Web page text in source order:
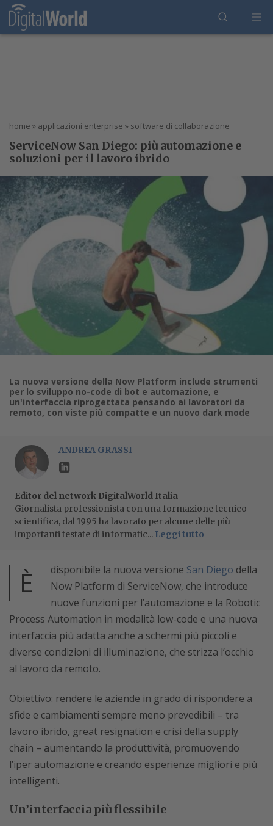
home » applicazioni enterprise » software di collaborazione
ServiceNow San Diego: più automazione e
soluzioni per il lavoro ibrido
La nuova versione della Now Platform include strumenti
per lo sviluppo no-code di bot e automazione, e
un'interfaccia riprogettata pensando ai lavoratori da
remoto, con viste più compatte e un nuovo dark mode
ANDREA GRASSI
Editor del network DigitalWorld Italia
Giornalista professionista con una formazione tecnico-
scientifica, dal 1995 ha lavorato per alcune delle più
importanti testate di informatic... Leggi tutto
È disponibile la nuova versione San Diego della
Now Platform di ServiceNow, che introduce
nuove funzioni per l’automazione e la Robotic
Process Automation in modalità low-code e una nuova
interfaccia più adatta anche a schermi più piccoli e
diverse condizioni di illuminazione, che strizza l’occhio
al lavoro da remoto.
Obiettivo: rendere le aziende in grado di rispondere a
sfide e cambiamenti sempre meno prevedibili – tra
lavoro ibrido, great resignation e crisi della supply
chain – aumentando la produttività, promuovendo
l’iper automazione e creando esperienze migliori e più
intelligenti.
Un’interfaccia più flessibile